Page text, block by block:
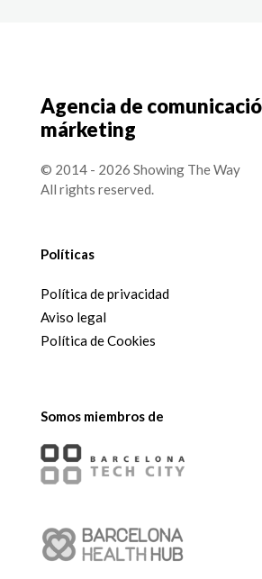
Agencia de
márketing
© 2014 - 2026 Showing The Way
All rights reserved.
Políticas
Política de privacidad
Aviso legal
Política de Cookies
Somos miembros de